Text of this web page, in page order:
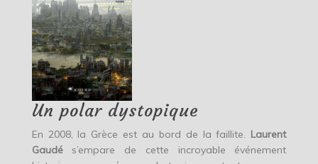
Un polar dystopique
En 2008, la Grèce est au bord de la faillite. Laurent
Gaudés’empare de cette incroyable événement